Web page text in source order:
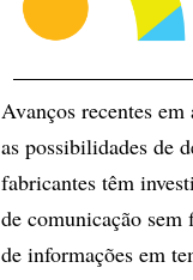
Avanços recentes
as possibilidades de
fabricantes têm
de comunicação sem
de informações em